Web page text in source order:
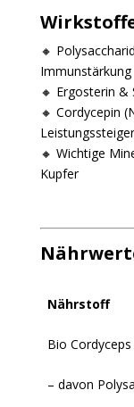
🔸
Immunstärkung
🔸 Ergosterin
🔸 Cordycepin
🔸 Wichtige
Kupfer
Nährstoff
Bio
– davon